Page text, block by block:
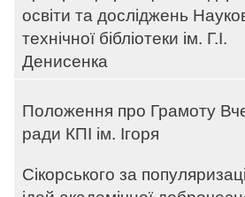
освіти та досліджень
технічної бібліотеки ім. Г.І.
Денисенка
Положення про Грамоту
ради КПІ ім. Ігоря
Сікорського за